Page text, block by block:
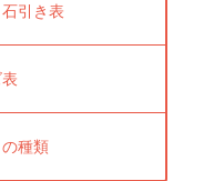
引き表
種類